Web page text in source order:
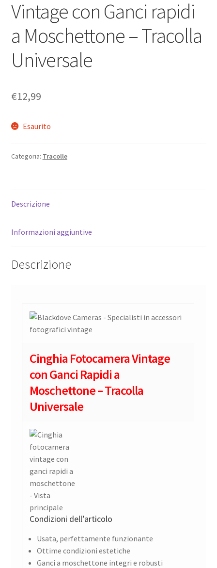
Vintage con Ganci rapidi
a Moschettone – Tracolla
Universale
€12,99
Esaurito
Categoria: Tracolle
Descrizione
Informazioni aggiuntive
Descrizione
Cinghia Fotocamera Vintage
con Ganci Rapidi a
Moschettone – Tracolla
Universale
Condizioni dell’articolo
Usata, perfettamente funzionante
Ottime condizioni estetiche
Ganci a moschettone integri e robusti